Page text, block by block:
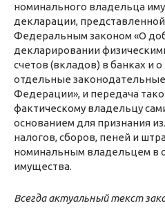
номинального владельца
декларации,
Федеральным законом «О
декларировании
счетов (вкладов) в банках и
отдельные
Федерации», и передача
фактическому владельцу
основанием для признания
налогов, сборов, пеней и
номинальным владельцем в
имущества.
Всегда актуальный текст